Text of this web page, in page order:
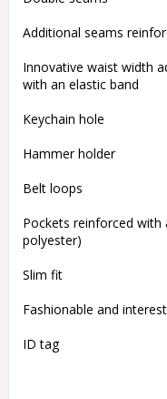
Additional seams
Innovative waist width
with an elastic band
Keychain hole
Hammer holder
Belt loops
Pockets reinforced with
polyester)
Slim fit
Fashionable and
ID tag